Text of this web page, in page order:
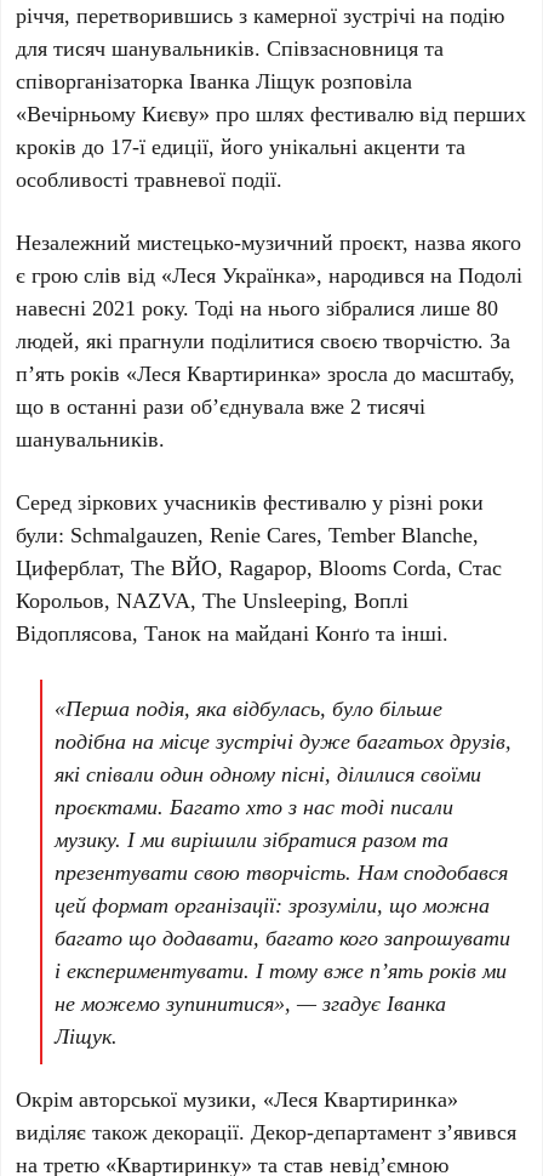
річчя, перетворившись з камерної зустрічі на подію
для тисяч шанувальників. Співзасновниця та
співорганізаторкаІванка Ліщук розповіла
«Вечірньому Києву» про шлях фестивалю від перших
кроків до 17-ї едиції, його унікальні акценти та
особливості травневої події.
Незалежний мистецько-музичний проєкт, назва якого
є грою слів від «Леся Українка», народився наПодолі
навесні 2021 року. Тоді на нього зібралися лише80
людей, які прагнули поділитися своєю творчістю. За
п’ять років «Леся Квартиринка» зросла до масштабу,
що в останні рази об’єднувала вже2 тисячі
шанувальників.
Серед зіркових учасників фестивалю у різні роки
були: Schmalgauzen,Renie Cares,Tember Blanche,
Циферблат,The ВЙО,Ragapop,Blooms Corda,Стас
Корольов,NAZVA,The Unsleeping,Воплі
Відоплясова,Танок на майдані Конґо та інші.
«Перша подія, яка відбулась, було більше
подібна на місце зустрічі дуже багатьох друзів,
які співали один одному пісні, ділилися своїми
проєктами. Багато хто з нас тоді писали
музику. І ми вирішили зібратися разом та
презентувати свою творчість. Нам сподобався
цей формат організації: зрозуміли, що можна
багато що додавати, багато кого запрошувати
і експериментувати. І тому вже п’ять років ми
не можемо зупинитися», — згадуєІванка
Ліщук.
Окрім авторської музики, «Леся Квартиринка»
виділяє також декорації. Декор-департамент з’явився
натретю «Квартиринку» та став невід’ємною